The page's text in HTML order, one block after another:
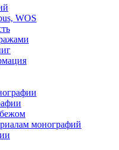
WOS
монографий